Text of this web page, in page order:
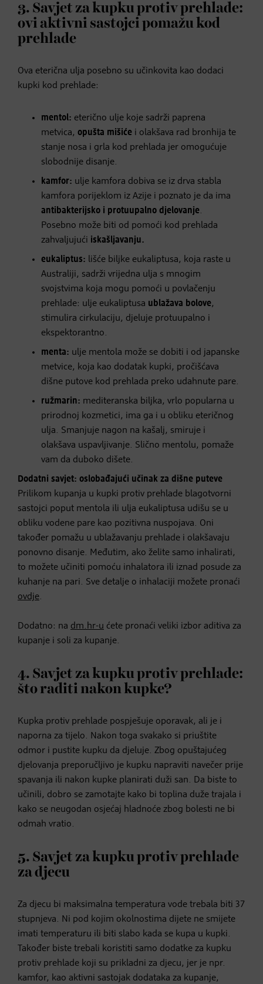
3. Savjet za kupku protiv prehlade:
ovi aktivni sastojci pomažu kod
prehlade
Ova eterična ulja posebno su učinkovita kao dodaci
kupki kod prehlade:
mentol: eterično ulje koje sadrži paprena
metvica, opušta mišiće i olakšava rad bronhija te
stanje nosa i grla kod prehlada jer omogućuje
slobodnije disanje.
kamfor: ulje kamfora dobiva se iz drva stabla
kamfora porijeklom iz Azije i poznato je da ima
antibakterijsko i protuupalno djelovanje.
Posebno može biti od pomoći kod prehlada
zahvaljujući iskašljavanju.
eukaliptus: lišće biljke eukaliptusa, koja raste u
Australiji, sadrži vrijedna ulja s mnogim
svojstvima koja mogu pomoći u povlačenju
prehlade: ulje eukaliptusa ublažava bolove,
stimulira cirkulaciju, djeluje protuupalno i
ekspektorantno.
menta: ulje mentola može se dobiti i od japanske
metvice, koja kao dodatak kupki, pročišćava
dišne putove kod prehlada preko udahnute pare.
ružmarin: mediteranska biljka, vrlo popularna u
prirodnoj kozmetici, ima ga i u obliku eteričnog
ulja. Smanjuje nagon na kašalj, smiruje i
olakšava uspavljivanje. Slično mentolu, pomaže
vam da duboko dišete.
Dodatni savjet: oslobađajući učinak za dišne puteve
Prilikom kupanja u kupki protiv prehlade blagotvorni
sastojci poput mentola ili ulja eukaliptusa udišu se u
obliku vodene pare kao pozitivna nuspojava. Oni
također pomažu u ublažavanju prehlade i olakšavaju
ponovno disanje. Međutim, ako želite samo inhalirati,
to možete učiniti pomoću inhalatora ili iznad posude za
kuhanje na pari. Sve detalje o inhalaciji možete pronaći
ovdje.
Dodatno: na dm.hr-u ćete pronaći veliki izbor aditiva za
kupanje i soli za kupanje.
4. Savjet za kupku protiv prehlade:
što raditi nakon kupke?
Kupka protiv prehlade pospješuje oporavak, ali je i
naporna za tijelo. Nakon toga svakako si priuštite
odmor i pustite kupku da djeluje. Zbog opuštajućeg
djelovanja preporučljivo je kupku napraviti navečer prije
spavanja ili nakon kupke planirati duži san. Da biste to
učinili, dobro se zamotajte kako bi toplina duže trajala i
kako se neugodan osjećaj hladnoće zbog bolesti ne bi
odmah vratio.
5. Savjet za kupku protiv prehlade
za djecu
Za djecu bi maksimalna temperatura vode trebala biti 37
stupnjeva. Ni pod kojim okolnostima dijete ne smijete
imati temperaturu ili biti slabo kada se kupa u kupki.
Također biste trebali koristiti samo dodatke za kupku
protiv prehlade koji su prikladni za djecu, jer je npr.
kamfor, kao aktivni sastojak dodataka za kupanje,